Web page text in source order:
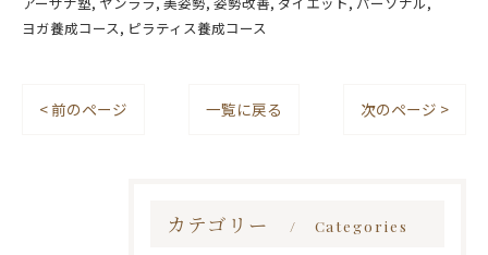
ヨガ養成コース ピラティス養成コース
< 前のページ 一覧に戻る 次のページ >
カテゴリー Categories